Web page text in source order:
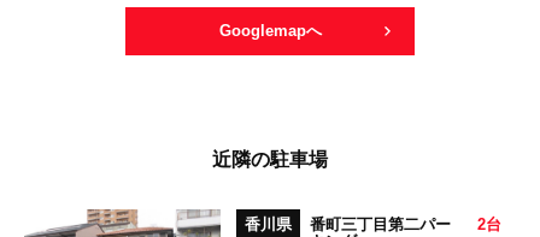
Googlemapへ
近隣の駐車場
香川県
番町三丁目第二パー
2台